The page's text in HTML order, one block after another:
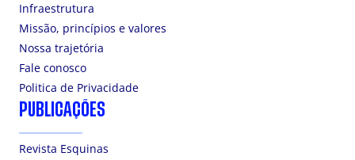
Infraestrutura
Missão, princípios e valores
Nossa trajetória
Fale conosco
Politica de Privacidade
PUBLICAÇÕES
Revista Esquinas